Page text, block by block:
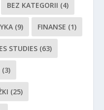
BEZ KATEGORII (4)
(9) FINANSE (1)
STUDIES (63)
(3)
(25)